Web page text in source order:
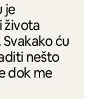
je
života
ću
nešto
dok me